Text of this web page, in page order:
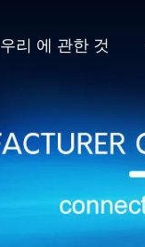
우리 에 관한 것